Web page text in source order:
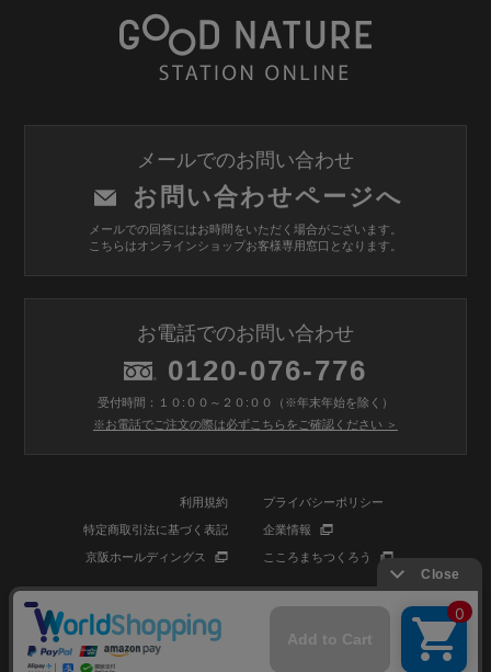
メールでのお問い合わせ
お問い合わせページへ
メールでの回答にはお時間をいただく場合がございます。
こちらはオンラインショップお客様専用窓口となります。
お電話でのお問い合わせ
0120-076-776
受付時間：１０:００～２０:００（※年末年始を除く）
※お電話でご注文の際は必ずこちらをご確認ください ＞
利用規約 プライバシーポリシー
特定商取引法に基づく表記 企業情報
京阪ホールディングス こころまちつくろう